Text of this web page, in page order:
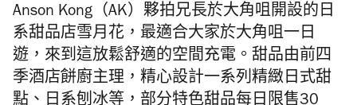
Anson Kong（AK）夥拍兄長於大角咀開設的日
系甜品店雪月花， 最適合大家於大角咀一日
遊 ，來到這放鬆舒適的空間充電。 甜品由前四
季酒店餅廚主理，精心設計一系列精緻日式甜